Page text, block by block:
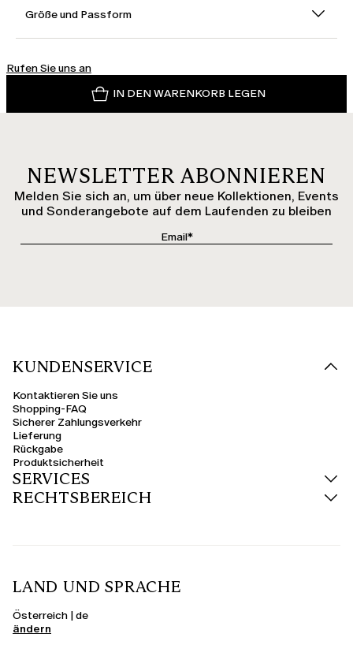
Größe und Passform
Rufen Sie uns an
IN DEN WARENKORB LEGEN
NEWSLETTER ABONNIEREN
Melden Sie sich an, um über neue Kollektionen, Events
und Sonderangebote auf dem Laufenden zu bleiben
KUNDENSERVICE
Kontaktieren Sie uns
Shopping-FAQ
Sicherer Zahlungsverkehr
Lieferung
Rückgabe
Produktsicherheit
SERVICES
RECHTSBEREICH
LAND UND SPRACHE
Österreich | de
ändern